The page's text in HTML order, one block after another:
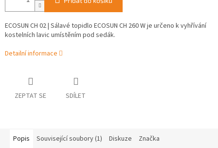
ECOSUN CH 02 | Sálavé topidlo ECOSUN CH 260 W je určeno k vyhřívání
kostelních lavic umístěním pod sedák.
Detailní informace
ZEPTAT SE SDÍLET
Popis Související soubory (1) Diskuze Značka